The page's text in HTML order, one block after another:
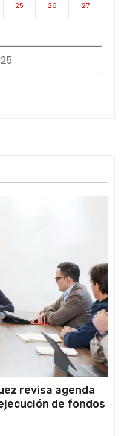
25 26 27
revisa agenda
de fondos